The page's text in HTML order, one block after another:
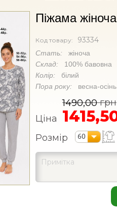
Піжама
Код товару: 93334
Стать: жіноча
Склад: 100% бавовна
Колір: білий
Пора року: весна-осінь
Ціна
1490,00грн
Розмір
60